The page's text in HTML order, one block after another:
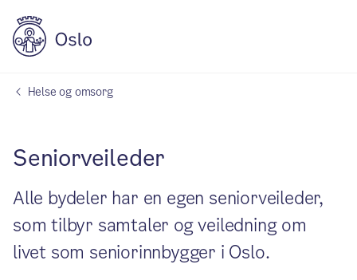
Helse og omsorg
Seniorveileder
Alle bydeler har en egen seniorveileder,
som tilbyr samtaler og veiledning om
livet som seniorinnbygger i Oslo.